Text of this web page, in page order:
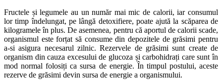
Fructele și legumele au un număr mai mic de calorii, iar consumul
lor timp îndelungat, pe lângă detoxifiere, poate ajută la scăparea de
kilogramele în plus. De asemenea, pentru că aportul de calorii scade,
organismul este forțat să consume din depozitele de grăsimi pentru
a-si asigura necesarul zilnic. Rezervele de grăsimi sunt create de
organism din cauza excesului de glucoza și carbohidrați care sunt în
mod normal folosiți ca sursa de energie. În timpul postului, aceste
rezerve de grăsimi devin sursa de energie a organismului.